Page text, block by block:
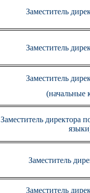
Заместитель
Заместитель
Заместитель
(начальные
Заместитель директора
Заместитель
Заместитель